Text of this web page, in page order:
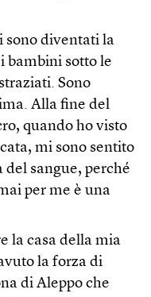
sono diventati la
bambini sotto le
Sono
Alla fine del
quando ho visto
mi sono sentito
del sangue, perché
per me è una
la casa della mia
la forza di
di Aleppo che